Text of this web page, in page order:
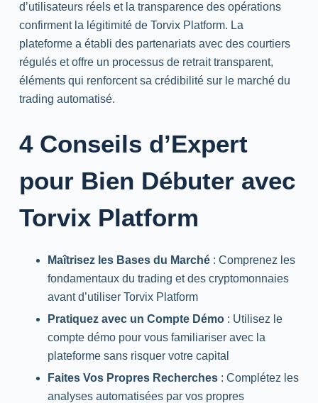
d’utilisateurs réels et la transparence des opérations
confirment la légitimité de Torvix Platform. La
plateforme a établi des partenariats avec des courtiers
régulés et offre un processus de retrait transparent,
éléments qui renforcent sa crédibilité sur le marché du
trading automatisé.
4 Conseils d’Expert
pour Bien Débuter avec
Torvix Platform
Maîtrisez les Bases du Marché: Comprenez les
fondamentaux du trading et des cryptomonnaies
avant d’utiliser Torvix Platform
Pratiquez avec un Compte Démo: Utilisez le
compte démo pour vous familiariser avec la
plateforme sans risquer votre capital
Faites Vos Propres Recherches: Complétez les
analyses automatisées par vos propres